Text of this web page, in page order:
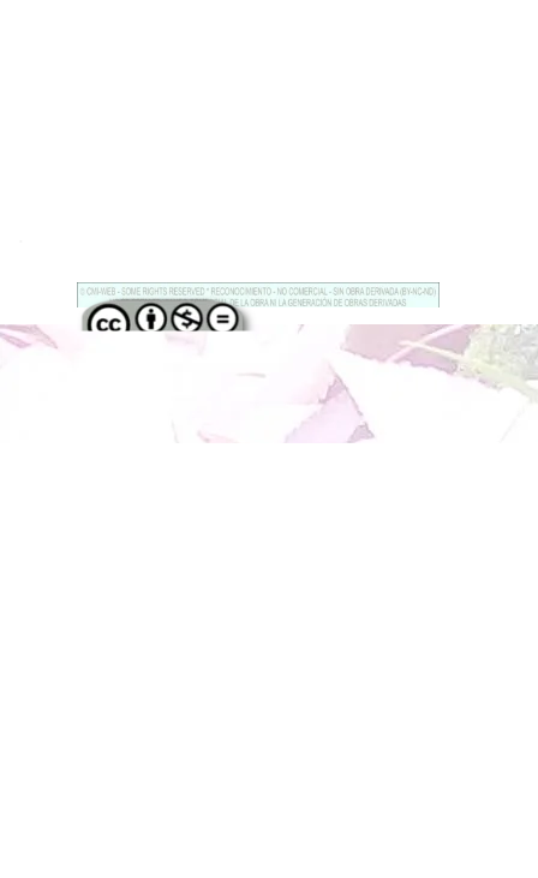
Regreso al contenido